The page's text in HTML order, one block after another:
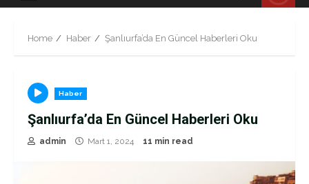
Home Haber Şanlıurfa’da En Güncel Haberleri Oku
Haber
Şanlıurfa’da En Güncel Haberleri Oku
admin Mart 1, 2024 11 min read